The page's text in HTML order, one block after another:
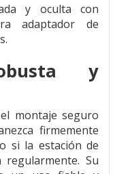
y oculta con
adaptador de
y
montaje seguro
firmemente
si la estación de
Su